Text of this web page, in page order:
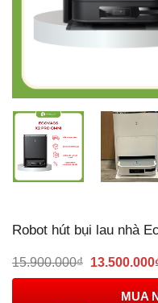
Robot hút bụi lau nhà
15.900.000₫ Giá
13.500.000
MUA